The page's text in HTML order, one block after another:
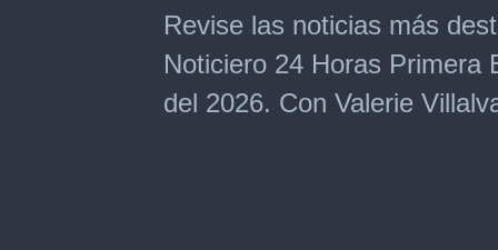
Revise las noticias más
Noticiero 24 Horas Primera
del 2026. Con Valerie